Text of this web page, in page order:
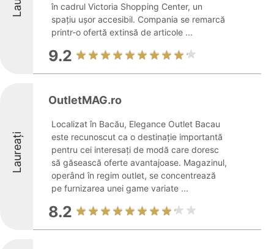
în cadrul Victoria Shopping Center, un
spațiu ușor accesibil. Compania se remarcă
printr-o ofertă extinsă de articole ...
9.2
Laureați
OutletMAG.ro
Localizat în Bacău, Elegance Outlet Bacau
este recunoscut ca o destinație importantă
pentru cei interesați de modă care doresc
să găsească oferte avantajoase. Magazinul,
operând în regim outlet, se concentrează
pe furnizarea unei game variate ...
8.2